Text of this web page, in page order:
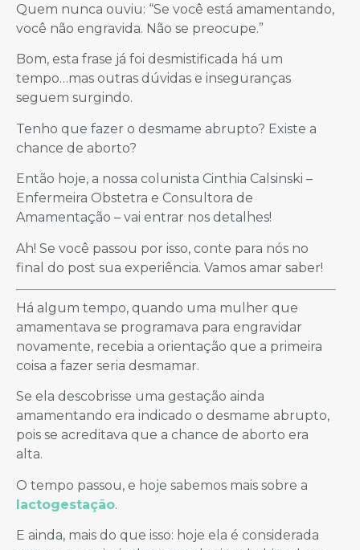
Quem nunca ouviu: “Se você está amamentando,
você não engravida. Não se preocupe.”
Bom, esta frase já foi desmistificada há um
tempo…mas outras dúvidas e inseguranças
seguem surgindo.
Tenho que fazer o desmame abrupto? Existe a
chance de aborto?
Então hoje, a nossa colunista Cinthia Calsinski –
Enfermeira Obstetra e Consultora de
Amamentação – vai entrar nos detalhes!
Ah! Se você passou por isso, conte para nós no
final do post sua experiência. Vamos amar saber!
Há algum tempo, quando uma mulher que
amamentava se programava para engravidar
novamente, recebia a orientação que a primeira
coisa a fazer seria desmamar.
Se ela descobrisse uma gestação ainda
amamentando era indicado o desmame abrupto,
pois se acreditava que a chance de aborto era
alta.
O tempo passou, e hoje sabemos mais sobre a
lactogestação.
E ainda, mais do que isso: hoje ela é considerada